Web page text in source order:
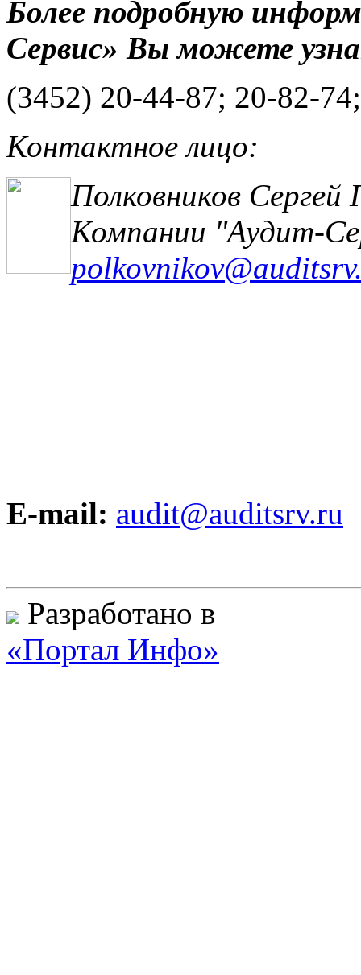
Более подробную
Сервис» Вы можете
(3452) 20-44-87; 20-82-
Контактное лицо:
Полковников Сергей
Компании "Аудит-
E-mail: audit@auditsrv.ru
Разработано в
«Портал Инфо»